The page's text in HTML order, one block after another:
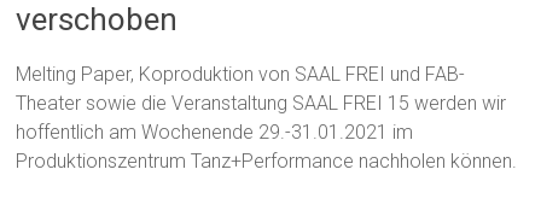
verschoben
Melting Paper, Koproduktion von SAAL FREI und FAB-
Theater sowie die Veranstaltung SAAL FREI 15 werden wir
hoffentlich am Wochenende 29.-31.01.2021 im
Produktionszentrum Tanz+Performance nachholen können.